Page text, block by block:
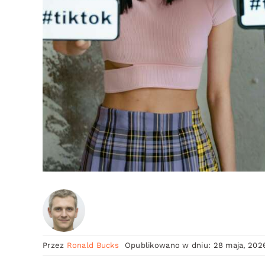
Przez Ronald Bucks Opublikowano w dniu: 28 maja,